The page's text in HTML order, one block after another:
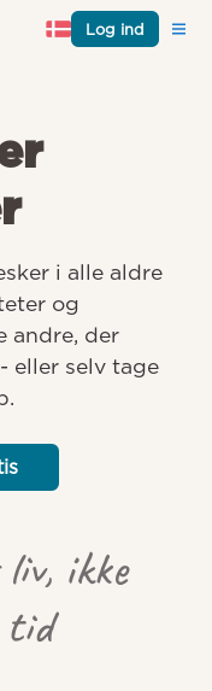
Log ind
i alle aldre
og
andre, der
eller selv tage
ikke